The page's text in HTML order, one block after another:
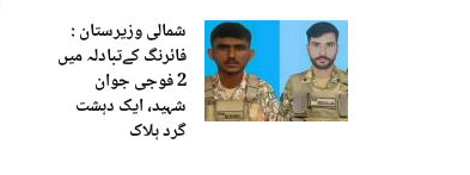
شمالی وزیرستان :
فائرنگ کےتبادلہ میں
2 فوجی جوان
شہید، ایک دہشت
گرد ہلاک